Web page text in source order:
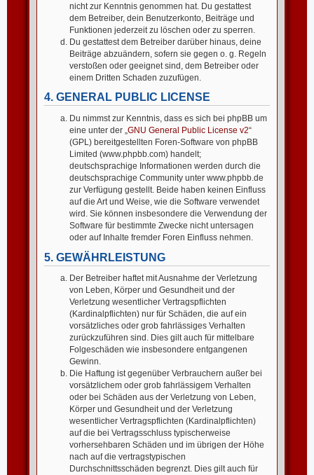
nicht zur Kenntnis genommen hat. Du gestattest
dem Betreiber, dein Benutzerkonto, Beiträge und
Funktionen jederzeit zu löschen oder zu sperren.
Du gestattest dem Betreiber darüber hinaus, deine
Beiträge abzuändern, sofern sie gegen o. g. Regeln
verstoßen oder geeignet sind, dem Betreiber oder
einem Dritten Schaden zuzufügen.
4. GENERAL PUBLIC LICENSE
Du nimmst zur Kenntnis, dass es sich bei phpBB um
eine unter der „GNU General Public License v2“
(GPL) bereitgestellten Foren-Software von phpBB
Limited (www.phpbb.com) handelt;
deutschsprachige Informationen werden durch die
deutschsprachige Community unter www.phpbb.de
zur Verfügung gestellt. Beide haben keinen Einfluss
auf die Art und Weise, wie die Software verwendet
wird. Sie können insbesondere die Verwendung der
Software für bestimmte Zwecke nicht untersagen
oder auf Inhalte fremder Foren Einfluss nehmen.
5. GEWÄHRLEISTUNG
Der Betreiber haftet mit Ausnahme der Verletzung
von Leben, Körper und Gesundheit und der
Verletzung wesentlicher Vertragspflichten
(Kardinalpflichten) nur für Schäden, die auf ein
vorsätzliches oder grob fahrlässiges Verhalten
zurückzuführen sind. Dies gilt auch für mittelbare
Folgeschäden wie insbesondere entgangenen
Gewinn.
Die Haftung ist gegenüber Verbrauchern außer bei
vorsätzlichem oder grob fahrlässigem Verhalten
oder bei Schäden aus der Verletzung von Leben,
Körper und Gesundheit und der Verletzung
wesentlicher Vertragspflichten (Kardinalpflichten)
auf die bei Vertragsschluss typischerweise
vorhersehbaren Schäden und im übrigen der Höhe
nach auf die vertragstypischen
Durchschnittsschäden begrenzt. Dies gilt auch für